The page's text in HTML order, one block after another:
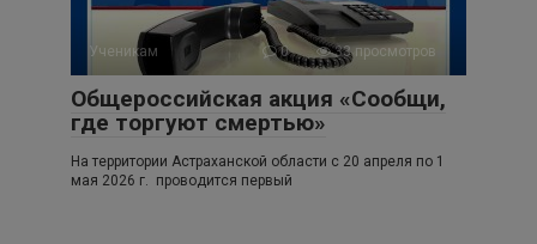
Ученикам 0 33 просмотров
Общероссийская акция «Сообщи,
где торгуют смертью»
На территории Астраханской области с 20 апреля по 1
мая 2026 г. проводится первый